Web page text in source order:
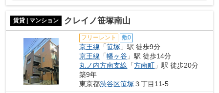
賃貸 | マンション クレイノ笹塚南山
フリーレント 敷0
京王線 「笹塚 」駅 徒歩9分
京王線 「幡ヶ谷 」駅 徒歩14分
丸ノ内方南支線 「方南町 」駅 徒歩20分
築9年
東京都渋谷区笹塚３丁目11-5